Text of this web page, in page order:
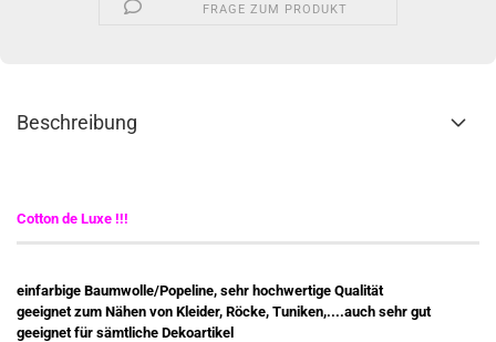
FRAGE ZUM PRODUKT
Beschreibung
Cotton de Luxe !!!
einfarbige Baumwolle/Popeline, sehr hochwertige Qualität
geeignet zum Nähen von Kleider, Röcke, Tuniken,....auch sehr gut
geeignet für sämtliche Dekoartikel